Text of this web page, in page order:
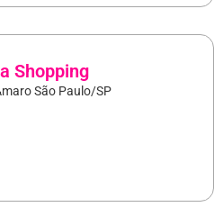
Shopping
São Paulo/SP